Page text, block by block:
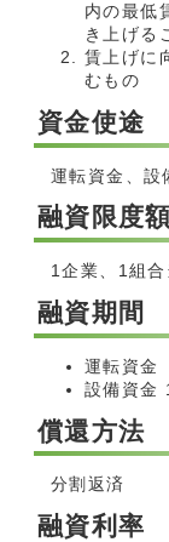
内の最低
き上げる
賃上げに
むもの
資金使途
運転資金、設
融資限度
1企業、1組
融資期間
運転資金
設備資金
償還方法
分割返済
融資利率